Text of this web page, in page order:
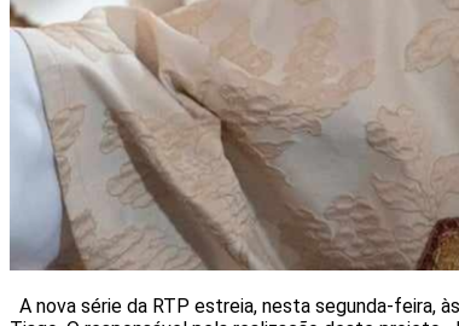
A nova série da RTP estreia, nesta segunda-feira,